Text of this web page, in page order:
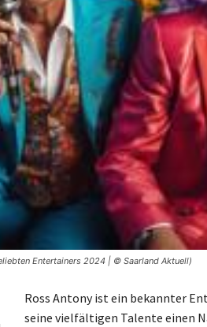
Entertainers 2024 | © Saarland Aktuell)
Ross Antony ist ein bekannter
seine vielfältigen Talente einen